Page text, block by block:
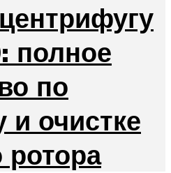
полное
по
и очистке
ротора